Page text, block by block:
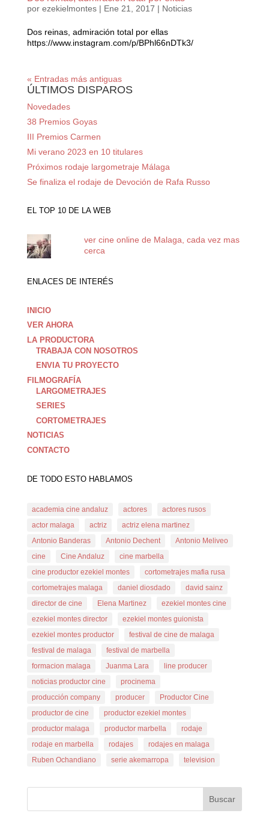
por ezekielmontes| Ene 21, 2017 | Noticias
Dos reinas, admiración total por ellas
https://www.instagram.com/p/BPhl66nDTk3/
« Entradas más antiguas
ÚLTIMOS DISPAROS
Novedades
38 Premios Goyas
III Premios Carmen
Mi verano 2023 en 10 titulares
Próximos rodaje largometraje Málaga
Se finaliza el rodaje de Devoción de Rafa Russo
EL TOP 10 DE LA WEB
ver cine online de Malaga, cada vez mas
cerca
ENLACES DE INTERÉS
INICIO
VER AHORA
LA PRODUCTORA
TRABAJA CON NOSOTROS
ENVIA TU PROYECTO
FILMOGRAFÍA
LARGOMETRAJES
SERIES
CORTOMETRAJES
NOTICIAS
CONTACTO
DE TODO ESTO HABLAMOS
academia cine andaluz actores
actores rusos
actor malaga
actriz
actriz elena martinez
Antonio Banderas
Antonio Dechent
Antonio Meliveo
cine
Cine Andaluz
cine marbella
cine productor ezekiel montes
cortometrajes mafia rusa
cortometrajes malaga
daniel diosdado
david sainz
director de cine
Elena Martinez
ezekiel montes cine
ezekiel montes director
ezekiel montes guionista
ezekiel montes productor
festival de cine de malaga
festival de malaga
festival de marbella
formacion malaga
Juanma Lara
line producer
noticias productor cine
procinema
producción company
producer
Productor Cine
productor de cine
productor ezekiel montes
productor malaga
productor marbella
rodaje
rodaje en marbella
rodajes
rodajes en malaga
Ruben Ochandiano
serie akemarropa television
Buscar